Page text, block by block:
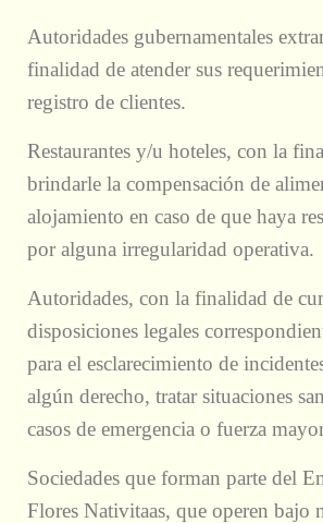
Autoridades gubernamentales
finalidad de atender sus
registro de clientes.
Restaurantes y/u hoteles, con la
brindarle la compensación de
alojamiento en caso de que haya
por alguna irregularidad operativa.
Autoridades, con la finalidad de
disposiciones legales
para el esclarecimiento de
algún derecho, tratar situaciones
casos de emergencia o fuerza
Sociedades que forman parte del
Flores Nativitaas, que operen bajo